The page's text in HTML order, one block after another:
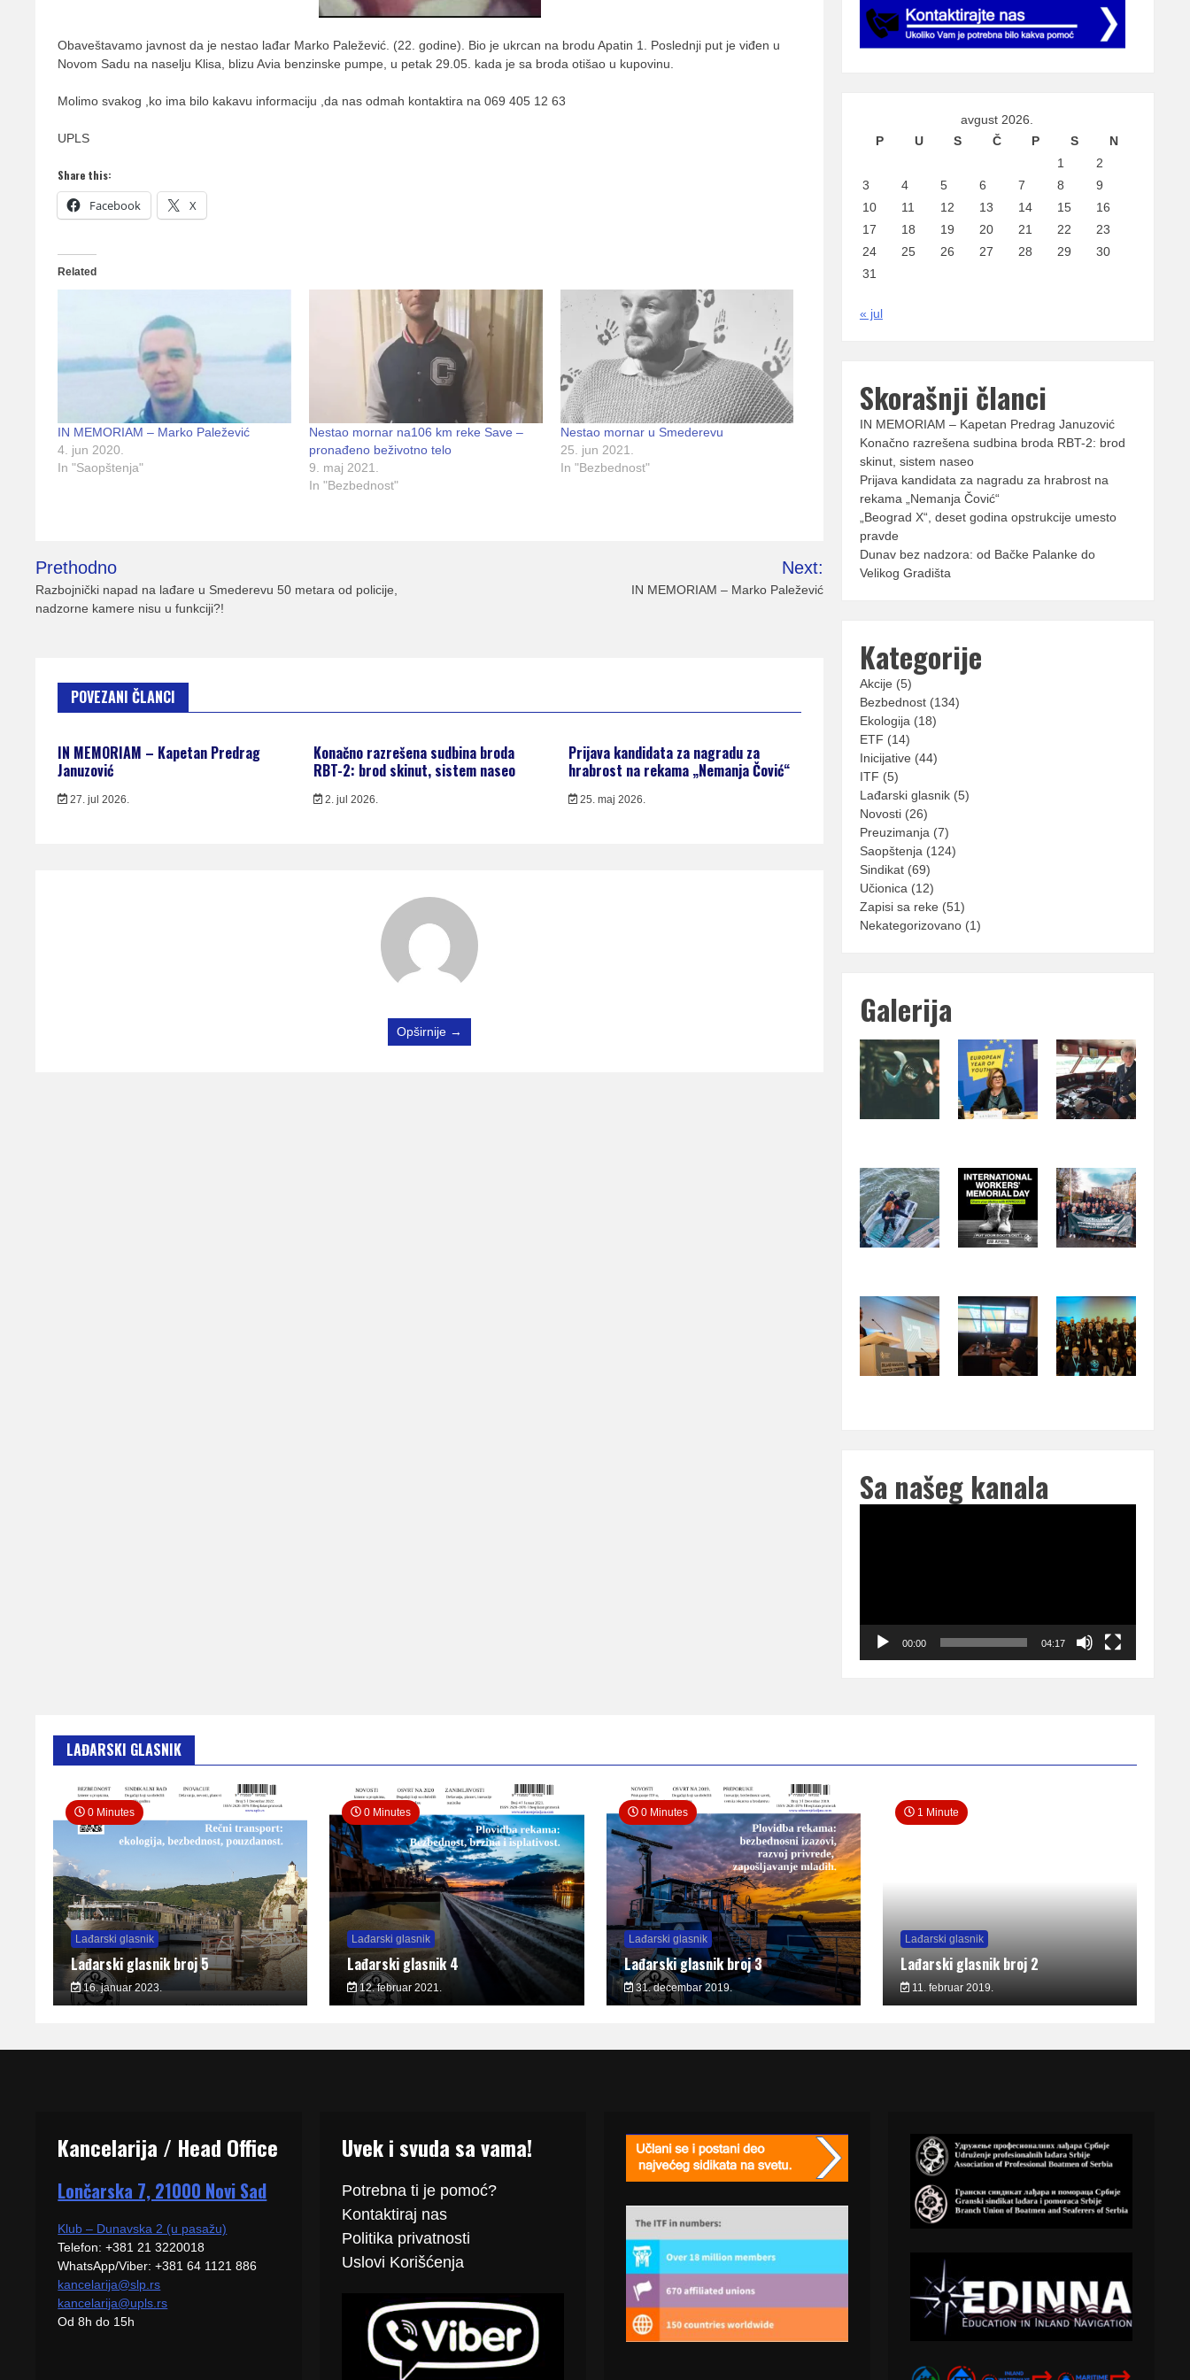
Obaveštavamo javnost da je nestao lađar Marko Paležević. (22. godine). Bio je ukrcan na brodu Apatin 1. Poslednji put je viđen u
Novom Sadu na naselju Klisa, blizu Avia benzinske pumpe, u petak 29.05. kada je sa broda otišao u kupovinu.
Molimo svakog ,ko ima bilo kakavu informaciju ,da nas odmah kontaktira na 069 405 12 63
UPLS
Share this:
Facebook X
Related
IN MEMORIAM – Marko Paležević
4. jun 2020.
In "Saopštenja"
Nestao mornar na106 km reke Save –
pronađeno beživotno telo
9. maj 2021.
In "Bezbednost"
Nestao mornar u Smederevu
25. jun 2021.
In "Bezbednost"
Kretanje
članka
Prethodno
Razbojnički napad na lađare u Smederevu 50 metara od policije,
nadzorne kamere nisu u funkciji?!
Next:
IN MEMORIAM – Marko Paležević
POVEZANI ČLANCI
IN MEMORIAM – Kapetan Predrag
Januzović
27. jul 2026.
Konačno razrešena sudbina broda
RBT-2: brod skinut, sistem naseo
2. jul 2026.
Prijava kandidata za nagradu za
hrabrost na rekama „Nemanja Čović“
25. maj 2026.
Opširnije →
avgust 2026.
P
U S Č P S
N
1
2
3
4 5 6 7 8
9
10
11 12 13 14 15
16
17
18 19 20 21 22
23
24
25 26 27 28 29
30
31
« jul
Skorašnji članci
IN MEMORIAM – Kapetan Predrag Januzović
Konačno razrešena sudbina broda RBT-2: brod
skinut, sistem naseo
Prijava kandidata za nagradu za hrabrost na
rekama „Nemanja Čović“
„Beograd X“, deset godina opstrukcije umesto
pravde
Dunav bez nadzora: od Bačke Palanke do
Velikog Gradišta
Kategorije
Akcije (5)
Bezbednost(134)
Ekologija(18)
ETF (14)
Inicijative (44)
ITF (5)
Lađarski glasnik(5)
Novosti(26)
Preuzimanja(7)
Saopštenja(124)
Sindikat(69)
Učionica(12)
Zapisi sa reke (51)
Nekategorizovano(1)
Galerija
Sa našeg kanala
00:00 04:17
LAĐARSKI GLASNIK
0 Minutes
Lađarski glasnik
Lađarski glasnik broj 5
16. januar 2023.
0 Minutes
Lađarski glasnik
Lađarski glasnik 4
12. februar 2021.
0 Minutes
Lađarski glasnik
Lađarski glasnik broj 3
31. decembar 2019.
1 Minute
Lađarski glasnik
Lađarski glasnik broj 2
11. februar 2019.
Kancelarija / Head Office
Lončarska 7, 21000 Novi Sad
Klub – Dunavska 2 (u pasažu)
Telefon: +381 21 3220018
WhatsApp/Viber: +381 64 1121 886
kancelarija@slp.rs
kancelarija@upls.rs
Od 8h do 15h
Uvek i svuda sa vama!
Potrebna ti je pomoć?
Kontaktiraj nas
Politika privatnosti
Uslovi Korišćenja